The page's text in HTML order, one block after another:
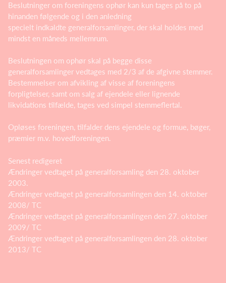
Beslutninger om foreningens ophør kan kun tages på to på
hinanden følgende og i den anledning
specielt indkaldte generalforsamlinger, der skal holdes med
mindst en måneds mellemrum.
Beslutningen om ophør skal på begge disse
generalforsamlinger vedtages med 2/3 af de afgivne stemmer.
Bestemmelser om afvikling af visse af foreningens
forpligtelser, samt om salg af ejendele eller lignende
likvidations tilfælde, tages ved simpel stemmeflertal.
Opløses foreningen, tilfalder dens ejendele og formue, bøger,
præmier m.v. hovedforeningen.
Senest redigeret
Ændringer vedtaget på generalforsamling den 28. oktober
2003.
Ændringer vedtaget på generalforsamlingen den 14. oktober
2008/ TC
Ændringer vedtaget på generalforsamlingen den 27. oktober
2009/ TC
Ændringer vedtaget på generalforsamlingen den 28. oktober
2013/ TC